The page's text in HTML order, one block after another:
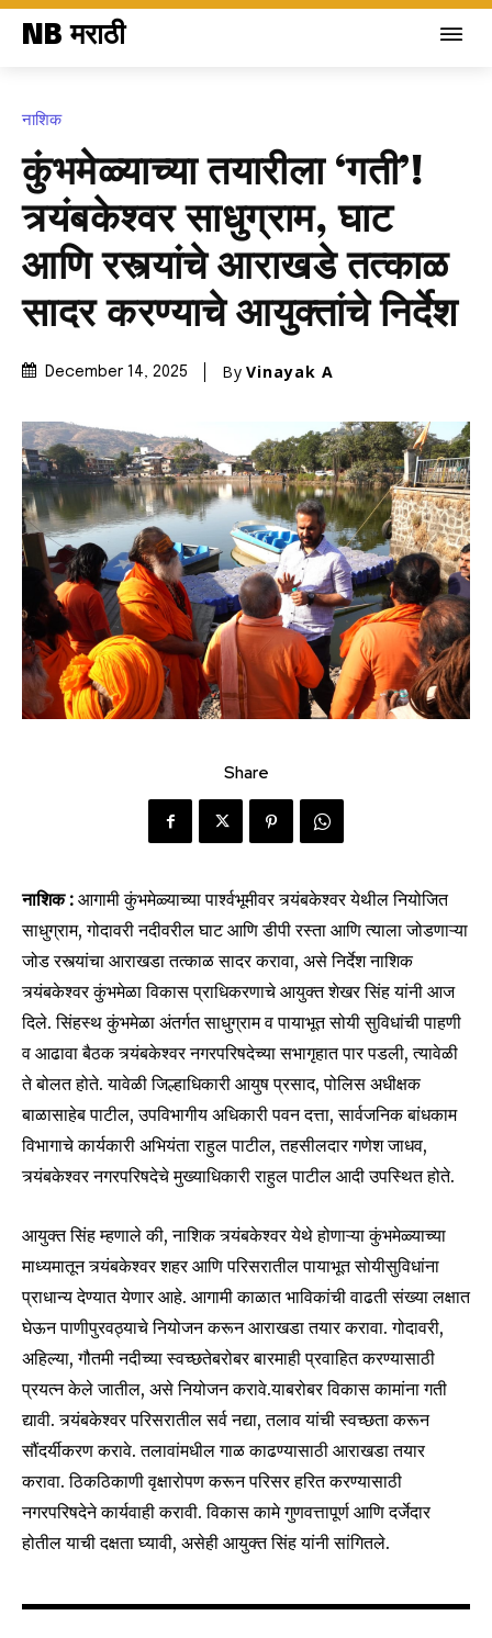
Join our community of
SUBSCRIBERS and be part of the
conversation.
To subscribe, simply enter your email address on our website
or click the subscribe button below. Don't worry, we respect
your privacy and won't spam your inbox. Your information is
safe with us.
NB मराठी
नाशिक
कुंभमेळ्याच्या तयारीला ‘गती’!
त्र्यंबकेश्वर साधुग्राम, घाट
आणि रस्त्यांचे आराखडे तत्काळ
सादर करण्याचे आयुक्तांचे निर्देश
December 14, 2025 By Vinayak A
Share
नाशिक : आगामी कुंभमेळ्याच्या पार्श्वभूमीवर त्र्यंबकेश्वर येथील नियोजित
साधुग्राम, गोदावरी नदीवरील घाट आणि डीपी रस्ता आणि त्याला जोडणाऱ्या
जोड रस्त्यांचा आराखडा तत्काळ सादर करावा, असे निर्देश नाशिक
त्र्यंबकेश्वर कुंभमेळा विकास प्राधिकरणाचे आयुक्त शेखर सिंह यांनी आज
दिले. सिंहस्थ कुंभमेळा अंतर्गत साधुग्राम व पायाभूत सोयी सुविधांची पाहणी
व आढावा बैठक त्र्यंबकेश्वर नगरपरिषदेच्या सभागृहात पार पडली, त्यावेळी
ते बोलत होते. यावेळी जिल्हाधिकारी आयुष प्रसाद, पोलिस अधीक्षक
बाळासाहेब पाटील, उपविभागीय अधिकारी पवन दत्ता, सार्वजनिक बांधकाम
विभागाचे कार्यकारी अभियंता राहुल पाटील, तहसीलदार गणेश जाधव,
त्र्यंबकेश्वर नगरपरिषदेचे मुख्याधिकारी राहुल पाटील आदी उपस्थित होते.
आयुक्त सिंह म्हणाले की, नाशिक त्र्यंबकेश्वर येथे होणाऱ्या कुंभमेळ्याच्या
माध्यमातून त्र्यंबकेश्वर शहर आणि परिसरातील पायाभूत सोयीसुविधांना
प्राधान्य देण्यात येणार आहे. आगामी काळात भाविकांची वाढती संख्या लक्षात
घेऊन पाणीपुरवठ्याचे नियोजन करून आराखडा तयार करावा. गोदावरी,
अहिल्या, गौतमी नदीच्या स्वच्छतेबरोबर बारमाही प्रवाहित करण्यासाठी
प्रयत्न केले जातील, असे नियोजन करावे.याबरोबर विकास कामांना गती
द्यावी. त्र्यंबकेश्वर परिसरातील सर्व नद्या, तलाव यांची स्वच्छता करून
सौंदर्यीकरण करावे. तलावांमधील गाळ काढण्यासाठी आराखडा तयार
करावा. ठिकठिकाणी वृक्षारोपण करून परिसर हरित करण्यासाठी
नगरपरिषदेने कार्यवाही करावी. विकास कामे गुणवत्तापूर्ण आणि दर्जेदार
होतील याची दक्षता घ्यावी, असेही आयुक्त सिंह यांनी सांगितले.